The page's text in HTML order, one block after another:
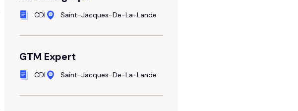
CDI Saint-Jacques-De-La-Lande
GTM Expert
CDI Saint-Jacques-De-La-Lande